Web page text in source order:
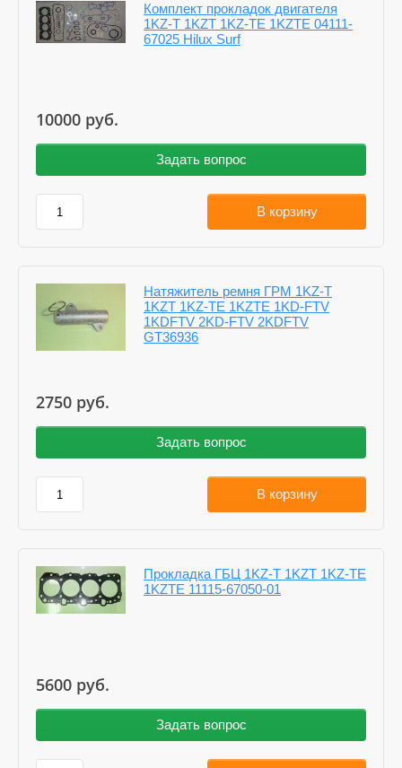
Комплект прокладок двигателя
1KZ-T 1KZT 1KZ-TE 1KZTE 04111-
67025 Hilux Surf
10000 руб.
Задать вопрос
В корзину
Натяжитель ремня ГРМ 1KZ-T
1KZT 1KZ-TE 1KZTE 1KD-FTV
1KDFTV 2KD-FTV 2KDFTV
GT36936
2750 руб.
Задать вопрос
В корзину
Прокладка ГБЦ 1KZ-T 1KZT 1KZ-TE
1KZTE 11115-67050-01
5600 руб.
Задать вопрос